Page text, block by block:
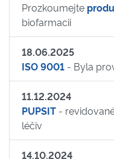
Prozkoumejte
biofarmacii
18.06.2025
ISO 9001 - Byla
11.12.2024
PUPSIT -
léčiv
14.10.2024